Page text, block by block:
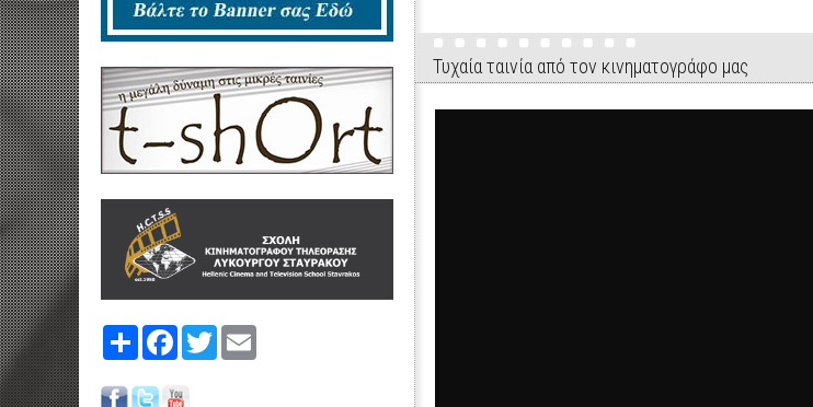
Share FacebookTwitter
Τυχαία ταινία από τον κινηματογράφο μας